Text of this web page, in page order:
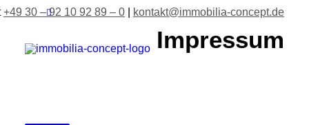
+49 30 – 92 10 92 89 – 0 kontakt@immobilia-concept.de
Impressum